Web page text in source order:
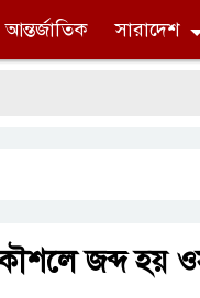
আন্তর্জাতিক সারাদেশ
জব্দ হয়